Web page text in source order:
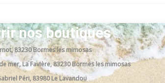
nos boutiques
83230 Bormes les mimosas
mer, La Favière, 83230 Bormes les mimosas
Péri, 83980 Le Lavandou